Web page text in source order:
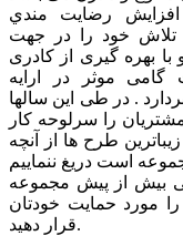
رضايت مندي
تلاش خود را در جهت
بهره گیری از کادری
گامی موثر در ارايه
. در طی این سالها
را سرلوحه کار
طرح ها از آنچه
بیش از پیش مجموعه
مورد حمایت خودتان
قرار دهید.